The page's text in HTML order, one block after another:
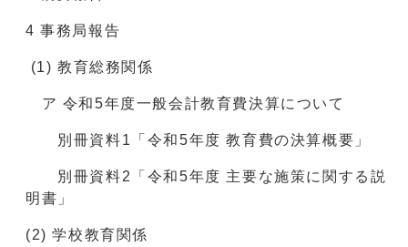
4 事務局報告
(1) 教育総務関係
ア 令和5年度一般会計教育費決算について
別冊資料1「令和5年度 教育費の決算概要」
別冊資料2「令和5年度 主要な施策に関する説
明書」
(2) 学校教育関係